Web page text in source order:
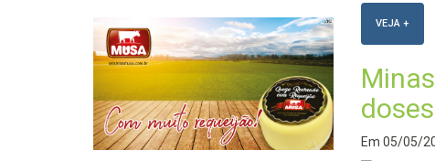
VEJA +
Em 05/05/